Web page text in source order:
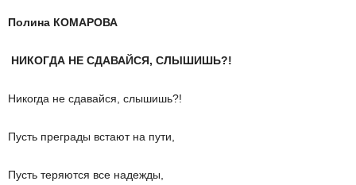
Полина КОМАРОВА
НИКОГДА НЕ СДАВАЙСЯ, СЛЫШИШЬ?!
Никогда не сдавайся, слышишь?!
Пусть преграды встают на пути,
Пусть теряются все надежды,